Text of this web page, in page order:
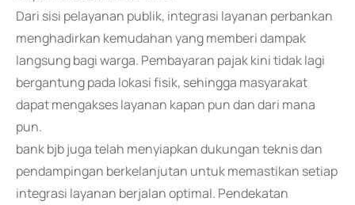
Dari sisi pelayanan publik, integrasi layanan perbankan
menghadirkan kemudahan yang memberi dampak
langsung bagi warga. Pembayaran pajak kini tidak lagi
bergantung pada lokasi fisik, sehingga masyarakat
dapat mengakses layanan kapan pun dan dari mana
pun.
bank bjb juga telah menyiapkan dukungan teknis dan
pendampingan berkelanjutan untuk memastikan setiap
integrasi layanan berjalan optimal. Pendekatan